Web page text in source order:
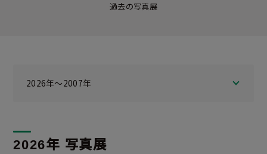
JAPANESE / ENGLISH
過去の写真展
2026年～2007年
2026年 写真展